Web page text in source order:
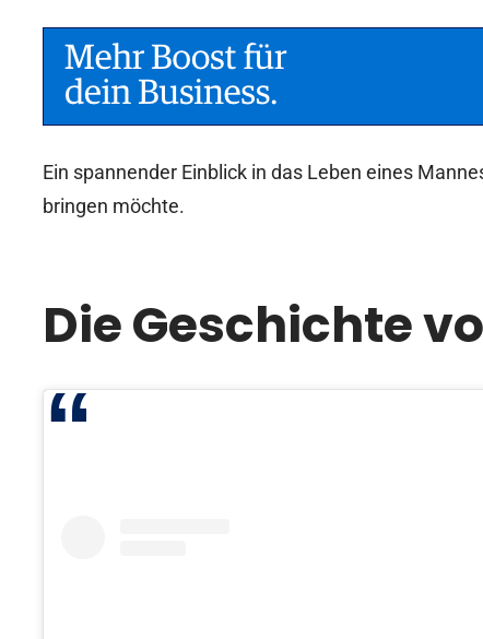
Ein spannender Einblick in das Leben eines
bringen möchte.
Die Geschichte